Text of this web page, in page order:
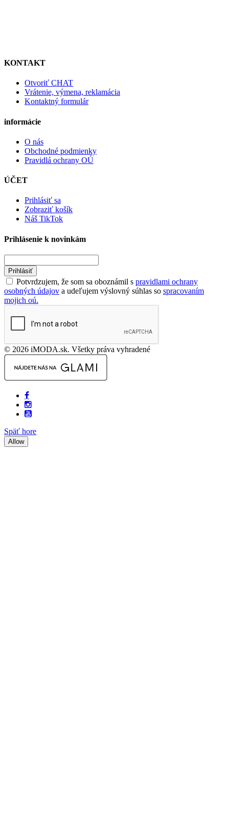
KONTAKT
Otvoriť CHAT
Vrátenie, výmena, reklamácia
Kontaktný formulár
informácie
O nás
Obchodné podmienky
Pravidlá ochrany OÚ
ÚČET
Prihlásiť sa
Zobraziť košík
Náš TikTok
Prihlásenie k novinkám
Prihlásiť
Potvrdzujem, že som sa oboznámil s pravidlami ochrany
osobných údajov a udeľujem výslovný súhlas so spracovaním
mojich oú.
© 2026 iMODA.sk. Všetky práva vyhradené
Späť hore
Allow